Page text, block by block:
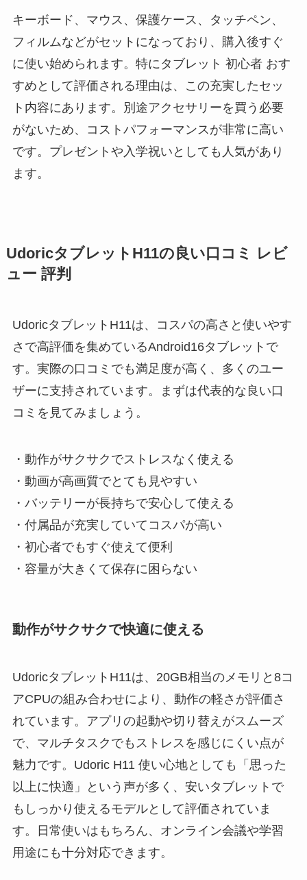
キーボード、マウス、保護ケース、タッチペン、
フィルムなどがセットになっており、購入後すぐ
に使い始められます。特にタブレット 初心者 おす
すめとして評価される理由は、この充実したセッ
ト内容にあります。別途アクセサリーを買う必要
がないため、コストパフォーマンスが非常に高い
です。プレゼントや入学祝いとしても人気があり
ます。
UdoricタブレットH11の良い口コミ レビ
ュー 評判
UdoricタブレットH11は、コスパの高さと使いやす
さで高評価を集めているAndroid16タブレットで
す。実際の口コミでも満足度が高く、多くのユー
ザーに支持されています。まずは代表的な良い口
コミを見てみましょう。
・動作がサクサクでストレスなく使える
・動画が高画質でとても見やすい
・バッテリーが長持ちで安心して使える
・付属品が充実していてコスパが高い
・初心者でもすぐ使えて便利
・容量が大きくて保存に困らない
動作がサクサクで快適に使える
UdoricタブレットH11は、20GB相当のメモリと8コ
アCPUの組み合わせにより、動作の軽さが評価さ
れています。アプリの起動や切り替えがスムーズ
で、マルチタスクでもストレスを感じにくい点が
魅力です。Udoric H11 使い心地としても「思った
以上に快適」という声が多く、安いタブレットで
もしっかり使えるモデルとして評価されていま
す。日常使いはもちろん、オンライン会議や学習
用途にも十分対応できます。